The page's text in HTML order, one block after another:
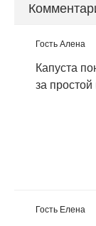
Гость Алена
Капуста
за простой
Гость Елена